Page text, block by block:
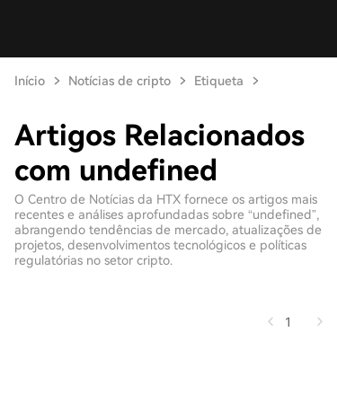
Início Notícias de cripto Etiqueta
Artigos Relacionados
com undefined
O Centro de Notícias da HTX fornece os artigos mais
recentes e análises aprofundadas sobre “undefined”,
abrangendo tendências de mercado, atualizações de
projetos, desenvolvimentos tecnológicos e políticas
regulatórias no setor cripto.
1